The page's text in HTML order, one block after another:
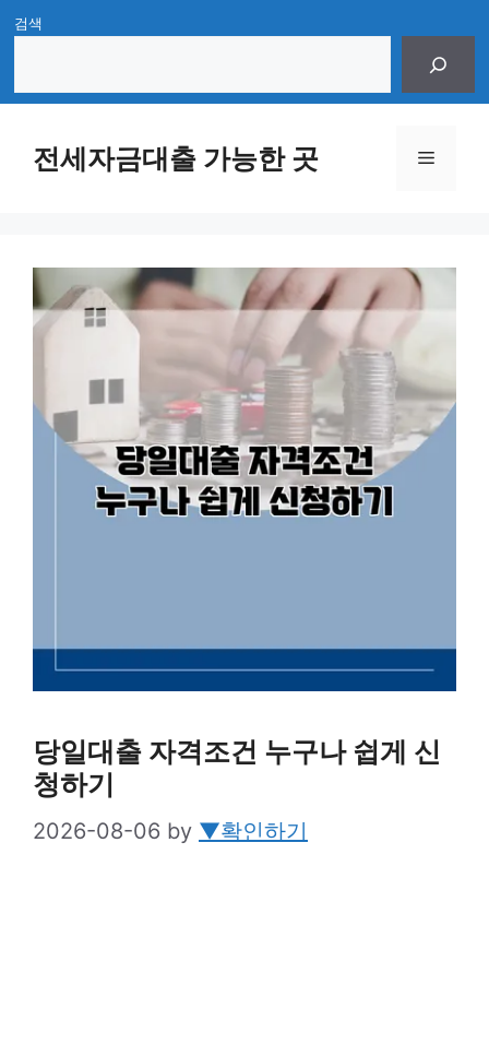
Skip
content
검색
전세자금대출 가능한 곳 Menu
당일대출 자격조건 누구나 쉽게 신
청하기
2026-08-06 by ▼확인하기